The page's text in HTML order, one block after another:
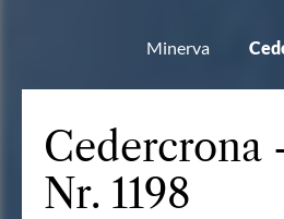
Minerva
Cedercrona
Nr. 1198